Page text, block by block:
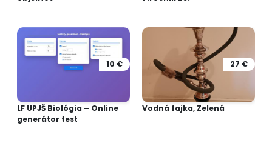
10 €
LF UPJŠ Biológia – Online
generátor test
27 €
Vodná fajka, Zelená